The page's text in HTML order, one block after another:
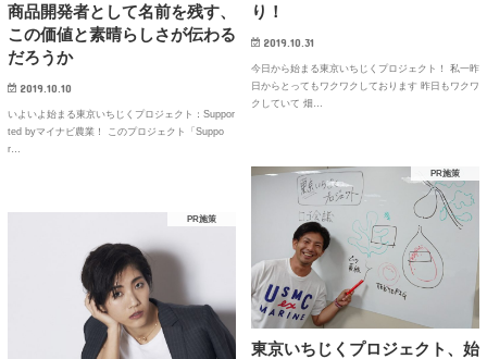
り！
2019.10.31
今日から始まる東京いちじくプロジェクト！ 私一昨
日からとってもワクワクしております 昨日もワクワ
クしていて 畑…
商品開発者として名前を残す、
この価値と素晴らしさが伝わる
だろうか
2019.10.10
いよいよ始まる東京いちじくプロジェクト：Suppor
ted byマイナビ農業！ このプロジェクト「Suppo
r…
PR施策
東京いちじくプロジェクト、始
PR施策